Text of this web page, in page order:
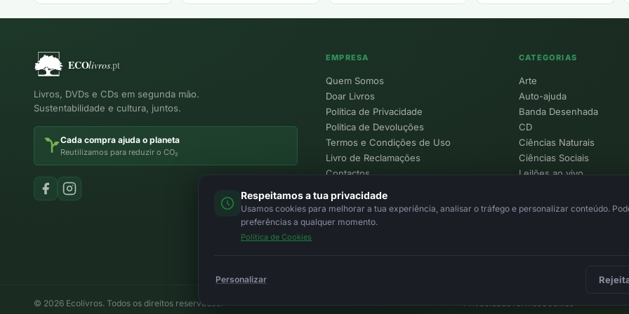
Livros, DVDs e CDs em segunda mão.
Sustentabilidade e cultura, juntos.
Cada compra ajuda o planeta
Reutilizamos para reduzir o CO₂
EMPRESA
Quem Somos
Doar Livros
Política de Privacidade
Política de Devoluções
Termos e Condições de Uso
Livro de Reclamações
Contactos
CATEGORIAS
Arte
Auto-ajuda
Banda Desenhada
CD
Ciências Naturais
Ciências Sociais
Leilões ao vivo
© 2026 Ecolivros. Todos os direitos reservados. PrivacidadeTermosCookies
Respeitamos a tua privacidade
Usamos cookies para melhorar a tua experiência, analisar o tráfego e personalizar conteúdo.
preferências a qualquer momento.
Política de Cookies
Personalizar